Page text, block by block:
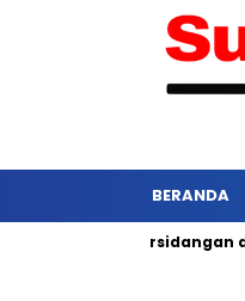
BERANDA
Ketat Persidangan di PN